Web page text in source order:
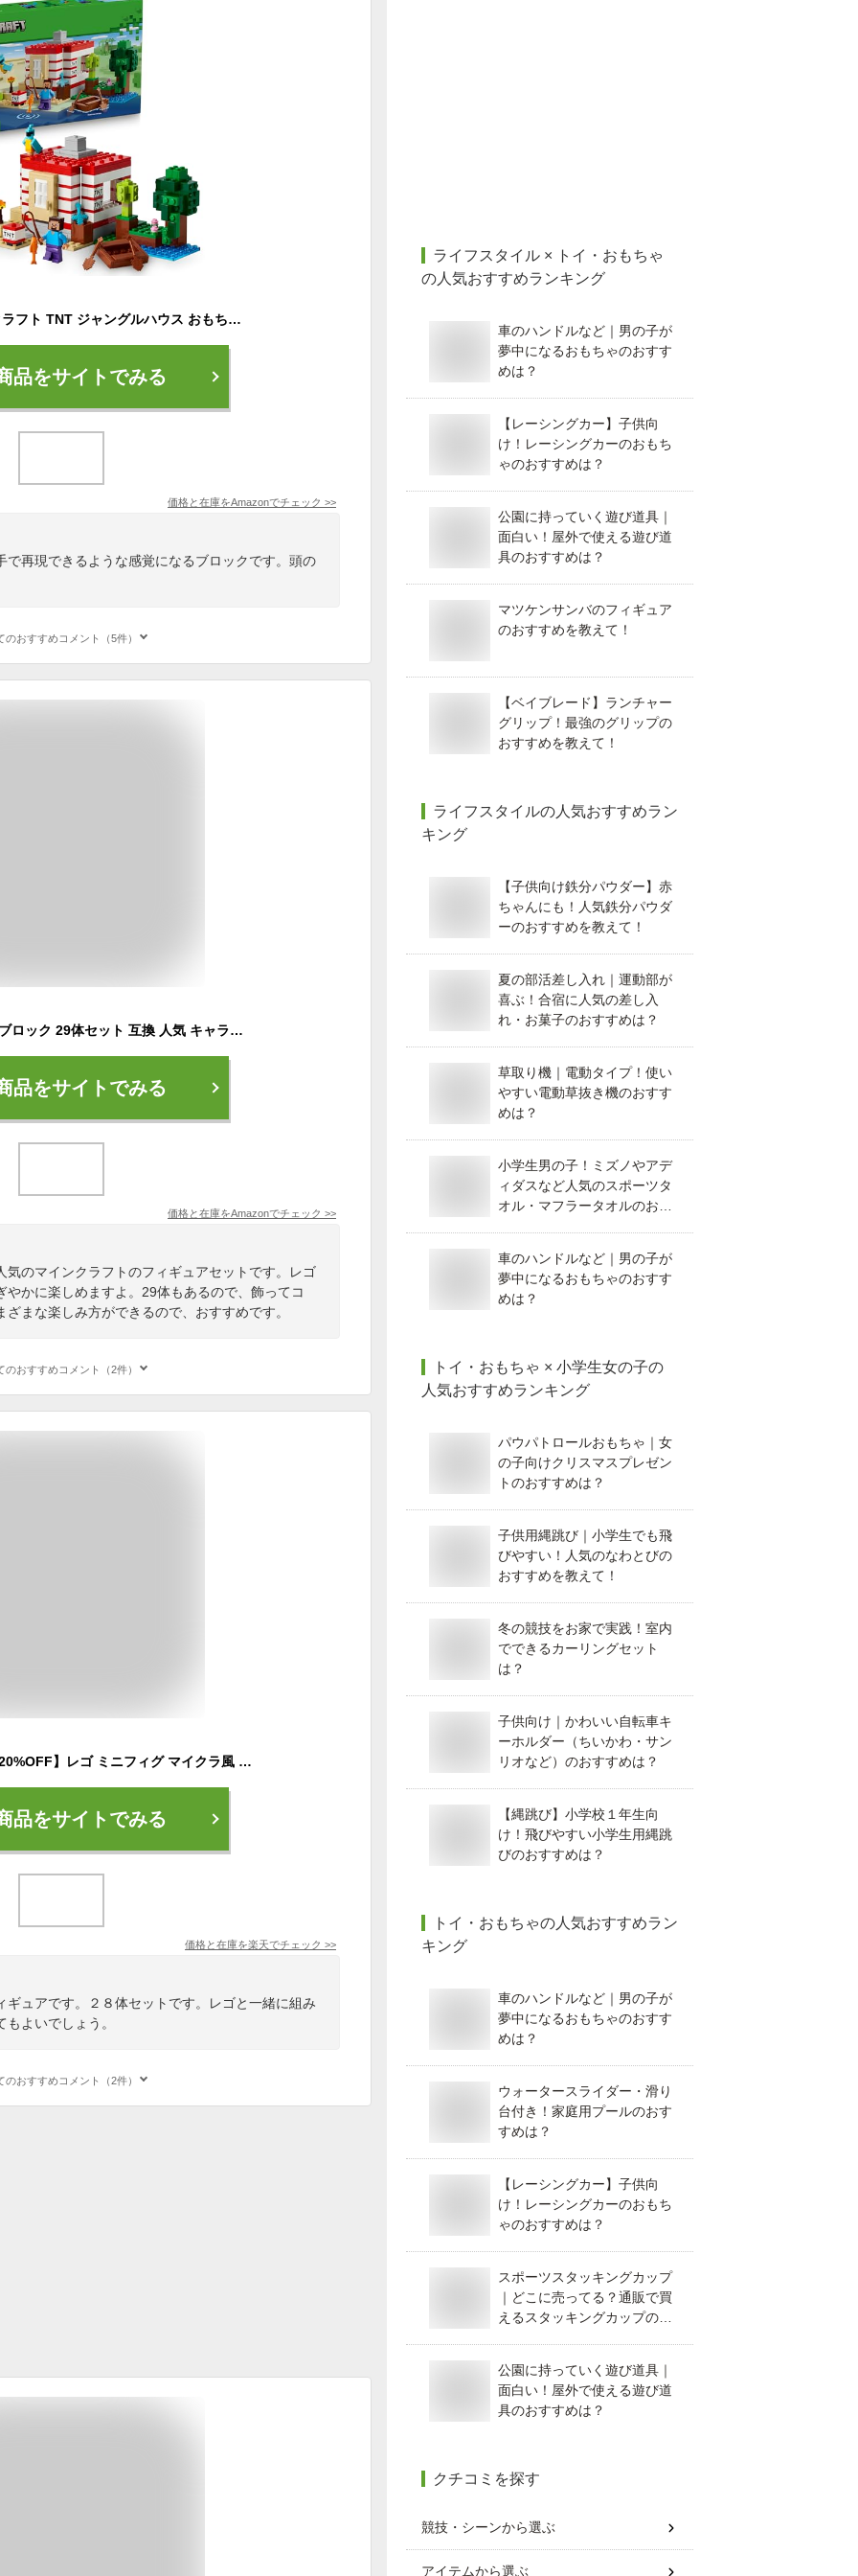
レゴ(LEGO) マインクラフト TNT ジャングルハウス おもちゃ 玩具 誕生日 プレゼント ブロック 女の子 男の子 子供 8歳 9歳 10歳 小学生 マイクラ Minecraft グッズ ゲーム 対戦 ロボット 21275
品をサイトでみる
価格と在庫をAmazonでチェック >>
で再現できるような感覚になるブロックです。頭の
のおすすめコメント（5件）
マイクラ ミニフィグ ブロック 29体セット 互換 人気 キャラクター！アドベントカレンダーに最適！※万が一の不足分はLINEで対応しています (ミニフィグ２９体)
品をサイトでみる
価格と在庫をAmazonでチェック >>
気のマインクラフトのフィギュアセットです。レゴ
かに楽しめますよ。29体もあるので、飾ってコ
まな楽しみ方ができるので、おすすめです。
のおすすめコメント（2件）
【店内全品2点注文で20%OFF】レゴ ミニフィグ マイクラ風 マインクラフト風 28体セット 互換 LEGO ミニフィギュア ブロック おもちゃ キッズ 送料無料 知育玩具 組み立て 誕プレ
品をサイトでみる
価格と在庫を楽天でチェック >>
ギュアです。２８体セットです。レゴと一緒に組み
よいでしょう。
のおすすめコメント（2件）
ライフスタイル × トイ・おもちゃ
の人気おすすめランキング
車のハンドルなど｜男の子が
夢中になるおもちゃのおすす
めは？
【レーシングカー】子供向
け！レーシングカーのおもち
ゃのおすすめは？
公園に持っていく遊び道具｜
面白い！屋外で使える遊び道
具のおすすめは？
マツケンサンバのフィギュア
のおすすめを教えて！
【ベイブレード】ランチャー
グリップ！最強のグリップの
おすすめを教えて！
ライフスタイルの人気おすすめラン
キング
【子供向け鉄分パウダー】赤
ちゃんにも！人気鉄分パウダ
ーのおすすめを教えて！
夏の部活差し入れ｜運動部が
喜ぶ！合宿に人気の差し入
れ・お菓子のおすすめは？
草取り機｜電動タイプ！使い
やすい電動草抜き機のおすす
めは？
小学生男の子！ミズノやアデ
ィダスなど人気のスポーツタ
オル・マフラータオルのおす
車のハンドルなど｜男の子が
夢中になるおもちゃのおすす
めは？
トイ・おもちゃ × 小学生女の子の
人気おすすめランキング
パウパトロールおもちゃ｜女
の子向けクリスマスプレゼン
トのおすすめは？
子供用縄跳び｜小学生でも飛
びやすい！人気のなわとびの
おすすめを教えて！
冬の競技をお家で実践！室内
でできるカーリングセット
は？
子供向け｜かわいい自転車キ
ーホルダー（ちいかわ・サン
リオなど）のおすすめは？
【縄跳び】小学校１年生向
け！飛びやすい小学生用縄跳
びのおすすめは？
トイ・おもちゃの人気おすすめラン
キング
車のハンドルなど｜男の子が
夢中になるおもちゃのおすす
めは？
ウォータースライダー・滑り
台付き！家庭用プールのおす
すめは？
【レーシングカー】子供向
け！レーシングカーのおもち
ゃのおすすめは？
スポーツスタッキングカップ
｜どこに売ってる？通販で買
えるスタッキングカップのお
公園に持っていく遊び道具｜
面白い！屋外で使える遊び道
具のおすすめは？
クチコミを探す
競技・シーンから選ぶ
アイテムから選ぶ